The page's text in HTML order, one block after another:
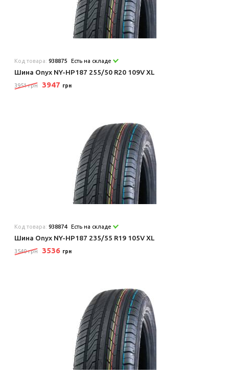
Код товара:938875 Есть на складе
Шина Onyx NY-HP187 255/50 R20 109V XL
3951 грн 3947 грн
Код товара:938874 Есть на складе
Шина Onyx NY-HP187 235/55 R19 105V XL
3540 грн 3536 грн